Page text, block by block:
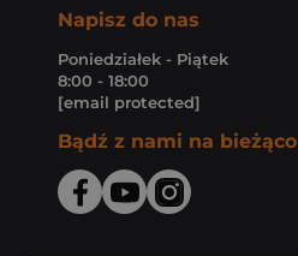
Napisz do nas
Poniedziałek - Piątek
8:00 - 18:00
[email protected]
Bądź z nami na bieżąco